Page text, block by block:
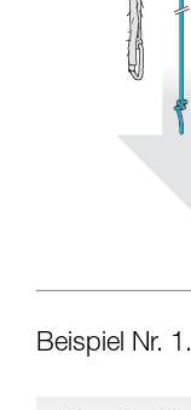
Beispiel Nr.